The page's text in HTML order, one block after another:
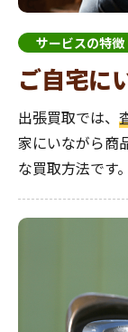
サービスの特徴
ご自宅に
出張買取では、
家にいながら商
な買取方法です。